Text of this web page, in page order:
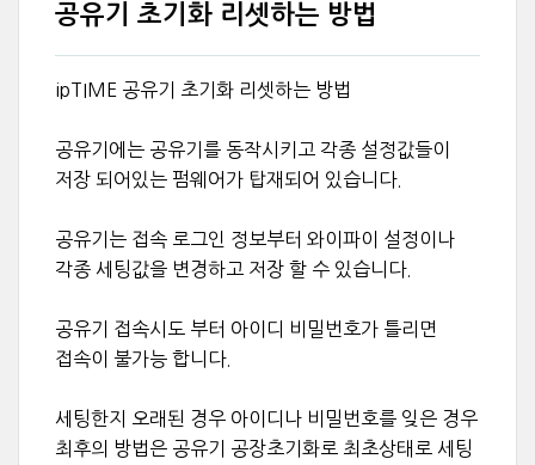
공유기 초기화 리셋하는 방법
ipTIME 공유기 초기화 리셋하는 방법
공유기에는 공유기를 동작시키고 각종 설정값들이
저장 되어있는 펌웨어가 탑재되어 있습니다.
공유기는 접속 로그인 정보부터 와이파이 설정이나
각종 세팅값을 변경하고 저장 할 수 있습니다.
공유기 접속시도 부터 아이디 비밀번호가 틀리면
접속이 불가능 합니다.
세팅한지 오래된 경우 아이디나 비밀번호를 잊은 경우
최후의 방법은 공유기 공장초기화로 최초상태로 세팅